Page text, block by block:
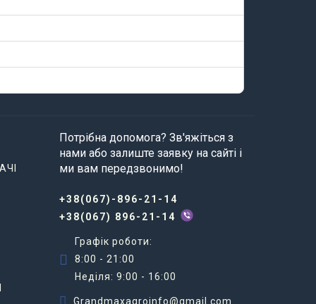
Потрібна допомога? Зв'яжіться з
нами або залиште заявку на сайті і
ми вам передзвонимо!
+38(067)-896-21-14
+38(067) 896-21-14
Графік роботи:
8:00 - 21:00
Неділя: 9:00 - 16:00
Grandmaxagroinfo@gmail.com